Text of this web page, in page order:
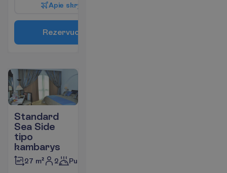
Apie skry
Rezervuo
Standard
Sea Side
tipo
kambarys
27 m² 2 Pusryčiai